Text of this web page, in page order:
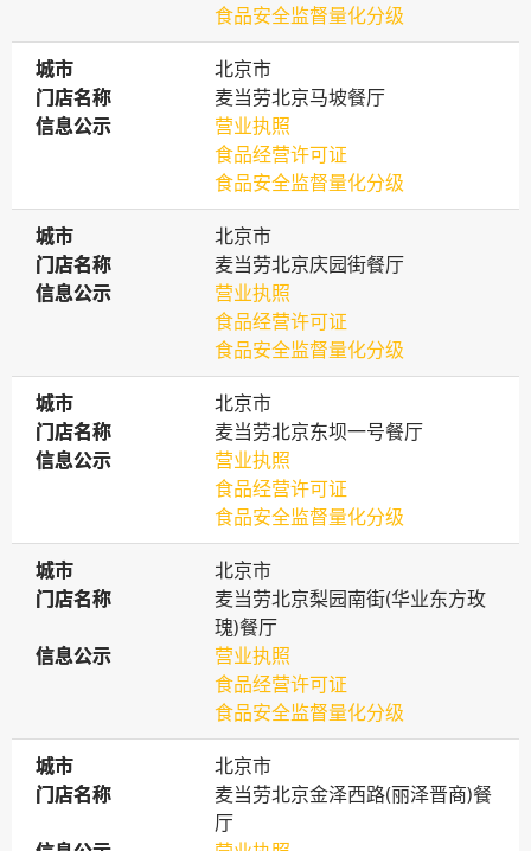
食品安全监督量化分级
城市
城市
北京市
门店名称
门店名称
麦当劳北京马坡餐厅
信息公示
信息公示
营业执照
食品经营许可证
食品安全监督量化分级
城市
城市
北京市
门店名称
门店名称
麦当劳北京庆园街餐厅
信息公示
信息公示
营业执照
食品经营许可证
食品安全监督量化分级
城市
城市
北京市
门店名称
门店名称
麦当劳北京东坝一号餐厅
信息公示
信息公示
营业执照
食品经营许可证
食品安全监督量化分级
城市
城市
北京市
门店名称
门店名称
麦当劳北京梨园南街(华业东方玫
瑰)餐厅
信息公示
信息公示
营业执照
食品经营许可证
食品安全监督量化分级
城市
城市
北京市
门店名称
门店名称
麦当劳北京金泽西路(丽泽晋商)餐
厅